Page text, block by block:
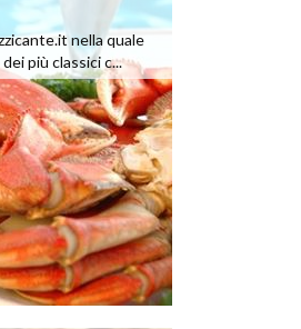
nella quale
più classici c...